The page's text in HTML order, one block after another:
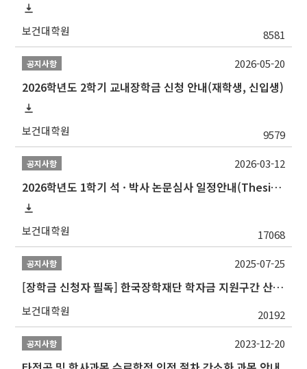
보건대학원 8581
공지사항
2026학년도 2학기 교내장학금 신청 안내(재학생, 신입생)
보건대학원 9579
2026-05-20
공지사항
2026학년도 1학기 석 · 박사 논문심사 일정안내(Thesis Defense Schedules)
보건대학원 17068
2026-03-12
공지사항
[장학금 신청자 필독] 한국장학재단 학자금 지원구간 산정 권고
보건대학원 20192
2025-07-25
공지사항 2023-12-20